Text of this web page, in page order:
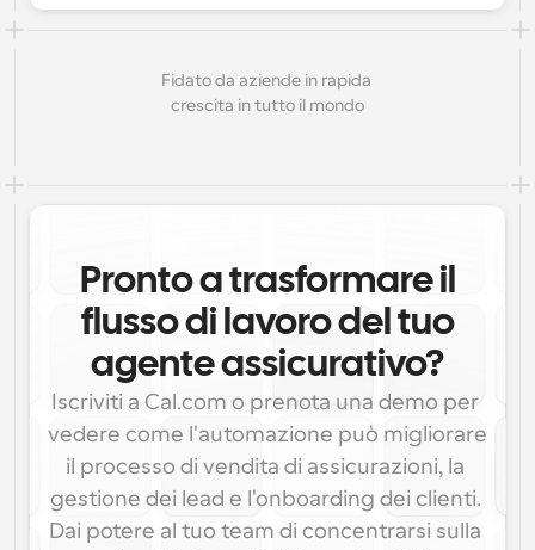
Fidato da aziende in rapida
crescita in tutto il mondo
Pronto a trasformare il
flusso di lavoro del tuo
agente assicurativo?
Iscriviti a Cal.com o prenota una demo per
vedere come l'automazione può migliorare
il processo di vendita di assicurazioni, la
gestione dei lead e l'onboarding dei clienti.
Dai potere al tuo team di concentrarsi sulla